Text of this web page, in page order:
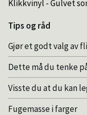
Klikkvinyl - Gulvet
Tips og råd
Gjør et godt valg av
Dette må du tenke
Visste du at du kan
Fugemasse i farger